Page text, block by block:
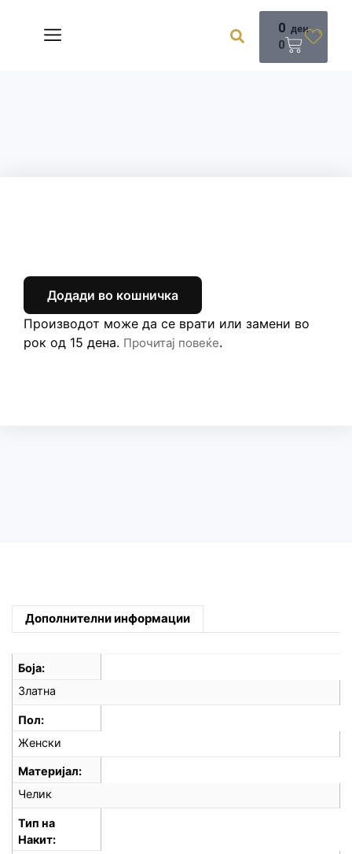
0 ден
0
Додади во кошничка
Производот може да се врати или замени во
рок од 15 дена. Прочитај повеќе.
Дополнителни информации
Боја
Златна
Пол
Женски
Материјал
Челик
Тип на
Накит